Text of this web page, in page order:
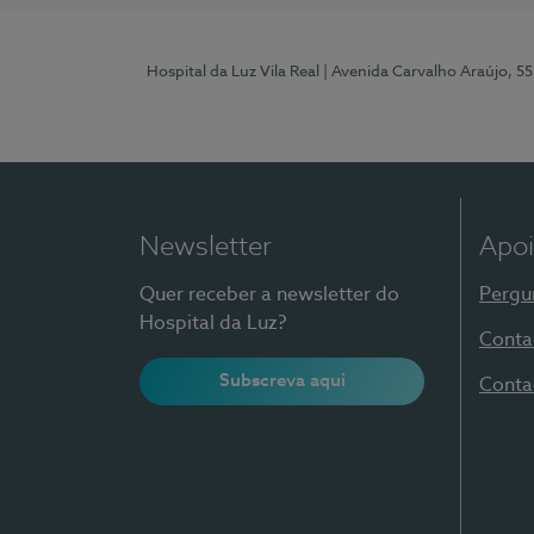
Hospital da Luz Vila Real | Avenida Carvalho Araújo,
Newsletter
Quer receber a newsletter do
Hospital da Luz?
Subscreva aqui